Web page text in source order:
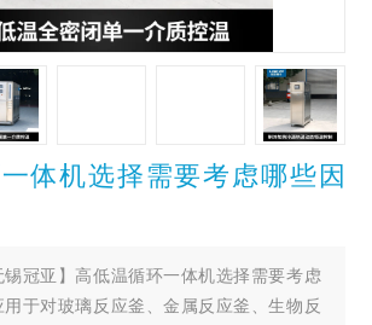
体机选择需要考虑哪些因
锡冠亚】高低温循环一体机选择需要考虑
于对玻璃反应釜、金属反应釜、生物反